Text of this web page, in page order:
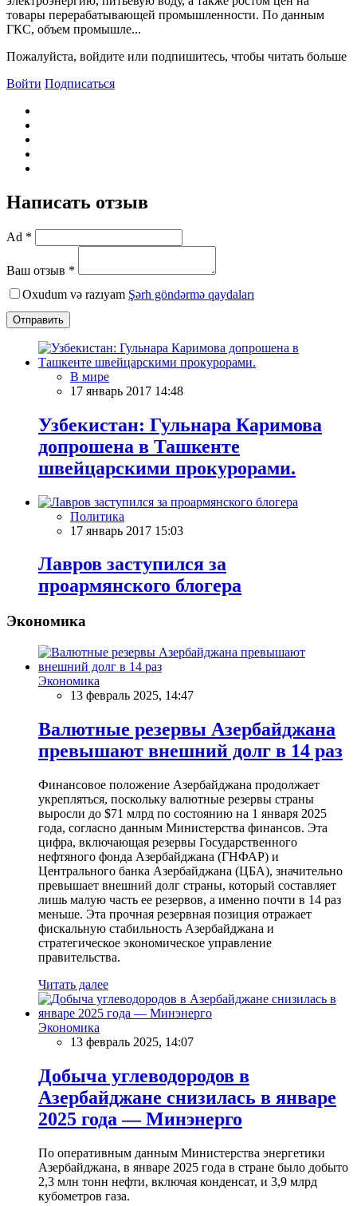
товары перерабатывающей промышленности. По данным
ГКС, объем промышле...
Пожалуйста, войдите или подпишитесь, чтобы читать больше
Войти Подписаться
Написать отзыв
Ad *
Ваш отзыв *
Oxudum və razıyam Şərh göndərmə qaydaları
Отправить
В мире
17 январь 2017 14:48
Узбекистан: Гульнара Каримова
допрошена в Ташкенте
швейцарскими прокурорами.
Политика
17 январь 2017 15:03
Лавров заступился за
проармянского блогера
Экономика
Экономика
13 февраль 2025, 14:47
Валютные резервы Азербайджана
превышают внешний долг в 14 раз
Финансовое положение Азербайджана продолжает
укрепляться, поскольку валютные резервы страны
выросли до $71 млрд по состоянию на 1 января 2025
года, согласно данным Министерства финансов. Эта
цифра, включающая резервы Государственного
нефтяного фонда Азербайджана (ГНФАР) и
Центрального банка Азербайджана (ЦБА), значительно
превышает внешний долг страны, который составляет
лишь малую часть ее резервов, а именно почти в 14 раз
меньше. Эта прочная резервная позиция отражает
фискальную стабильность Азербайджана и
стратегическое экономическое управление
правительства.
Читать далее
Экономика
13 февраль 2025, 14:07
Добыча углеводородов в
Азербайджане снизилась в январе
2025 года — Минэнерго
По оперативным данным Министерства энергетики
Азербайджана, в январе 2025 года в стране было добыто
2,3 млн тонн нефти, включая конденсат, и 3,9 млрд
кубометров газа.